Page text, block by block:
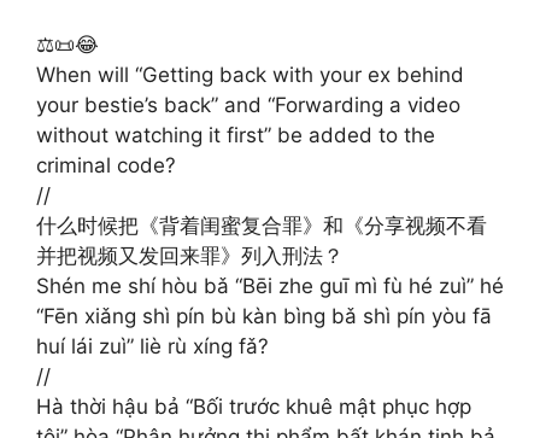
⚖️📜😂
When will “Getting back with your ex behind
your bestie’s back” and “Forwarding a video
without watching it first” be added to the
criminal code?
//
什么时候把《背着闺蜜复合罪》和《分享视频不看
并把视频又发回来罪》列入刑法？
Shén me shí hòu bǎ “Bēi zhe guī mì fù hé zuì” hé
“Fēn xiǎng shì pín bù kàn bìng bǎ shì pín yòu fā
huí lái zuì” liè rù xíng fǎ?
//
Hà thời hậu bả “Bối trước khuê mật phục hợp